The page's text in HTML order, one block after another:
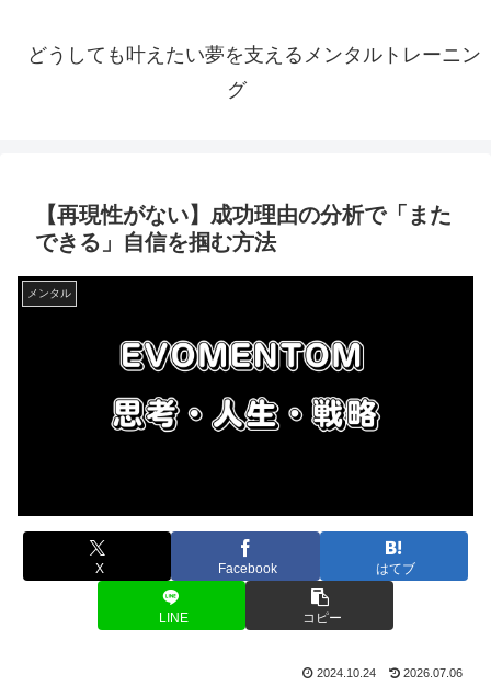
どうしても叶えたい夢を支えるメンタルトレーニン
グ
【再現性がない】成功理由の分析で「また
できる」自信を掴む方法
メンタル
X Facebook はてブ
LINE コピー
2024.10.24 2026.07.06